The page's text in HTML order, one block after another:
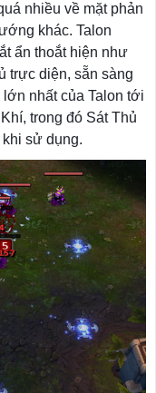
nhiều về mặt phản
khác. Talon
ẩn thoắt hiện như
trực diện, sẵn sàng
lớn nhất của Talon tới
trong đó Sát Thủ
sử dụng.